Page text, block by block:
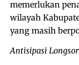
memerlukan
wilayah
yang masih
Antisipasi